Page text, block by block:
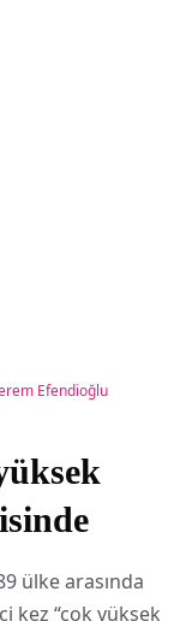
Efendioğlu
ülke arasında
kez “çok yüksek